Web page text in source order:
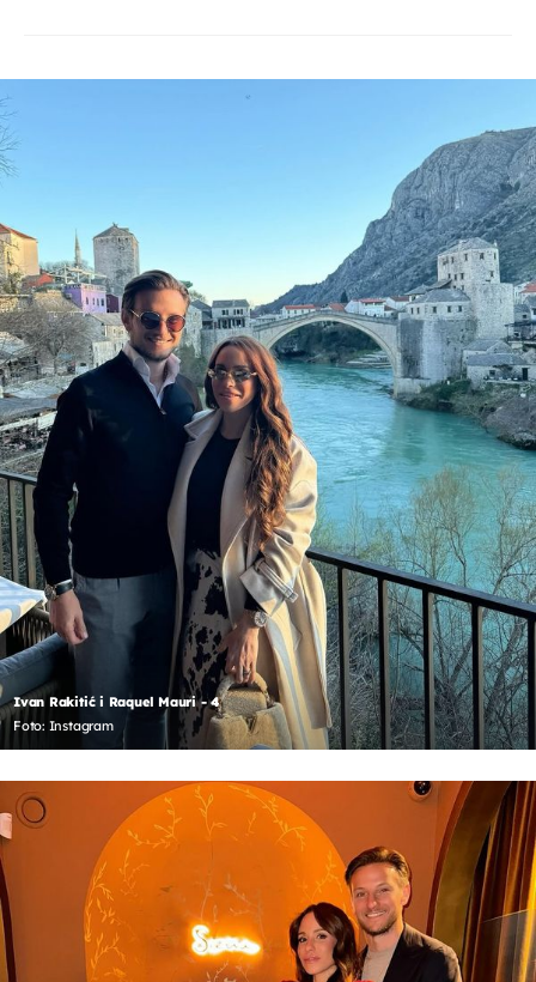
Ivan Rakitić i Raquel Mauri - 4
Foto: Instagram